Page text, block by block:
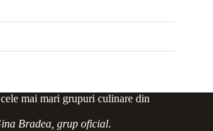
mai mari grupuri culinare din
Bradea, grup oficial.